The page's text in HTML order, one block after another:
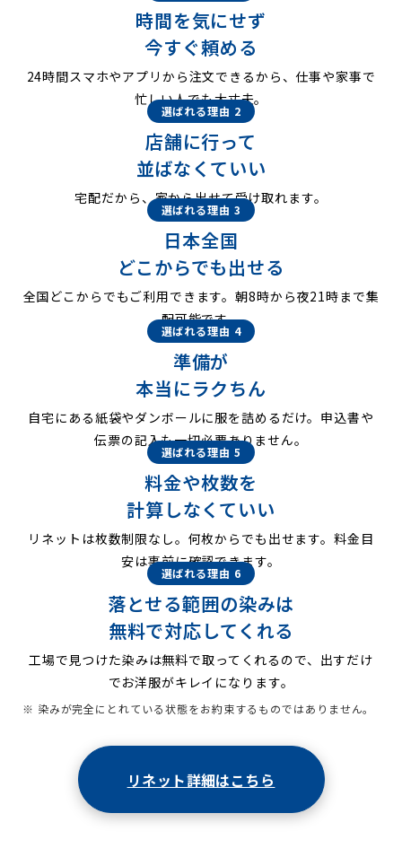
時間を気にせず
今すぐ頼める
24時間スマホやアプリから注文できるから、仕事や家事で
忙しい人でも大丈夫。
選ばれる理由 2
店舗に行って
並ばなくていい
宅配だから、家から出せて受け取れます。
選ばれる理由 3
日本全国
どこからでも出せる
全国どこからでもご利用できます。朝8時から夜21時まで集
配可能です。
選ばれる理由 4
準備が
本当にラクちん
自宅にある紙袋やダンボールに服を詰めるだけ。申込書や
伝票の記入も一切必要ありません。
選ばれる理由 5
料金や枚数を
計算しなくていい
リネットは枚数制限なし。何枚からでも出せます。料金目
安は事前に確認できます。
選ばれる理由 6
落とせる範囲の染みは
無料で対応してくれる
工場で見つけた染みは無料で取ってくれるので、出すだけ
でお洋服がキレイになります。
※ 染みが完全にとれている状態をお約束するものではありません。
リネット詳細はこちら